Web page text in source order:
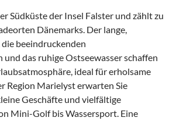
Südküste der Insel Falster und zählt zu
Dänemarks. Der lange,
beeindruckenden
das ruhige Ostseewasser schaffen
ideal für erholsame
Region Marielyst erwarten Sie
Geschäfte und vielfältige
Mini-Golf bis Wassersport. Eine